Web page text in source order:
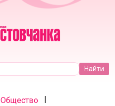
Общество |